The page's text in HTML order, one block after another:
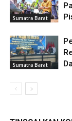
Sumatra Barat
Sumatra Barat